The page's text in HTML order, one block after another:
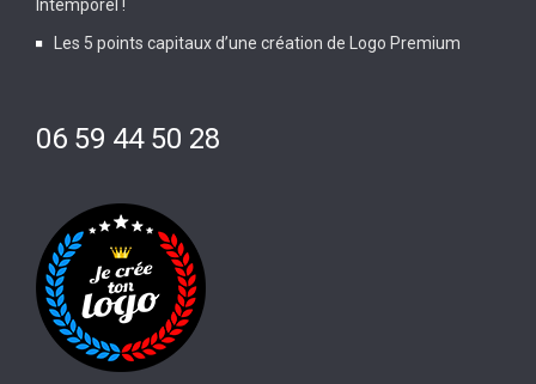
Intemporel !
Les 5 points capitaux d’une création de Logo Premium
06 59 44 50 28